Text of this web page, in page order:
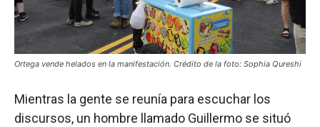
Ortega vende helados en la manifestación. Crédito de la foto: Sophia Qureshi
Mientras la gente se reunía para escuchar los
discursos, un hombre llamado Guillermo se situó